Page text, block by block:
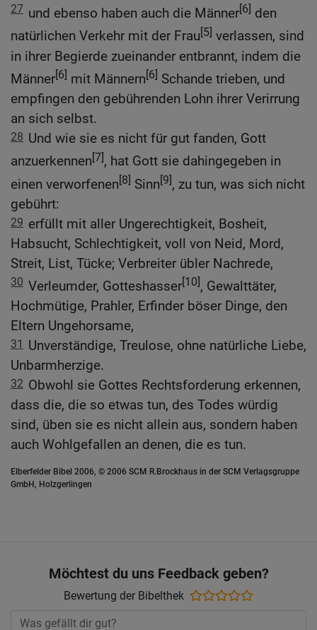
27 und ebenso haben auch die Männer[6] den
natürlichen Verkehr mit der Frau[5] verlassen, sind
in ihrer Begierde zueinander entbrannt, indem die
Männer[6] mit Männern[6] Schande trieben, und
empfingen den gebührenden Lohn ihrer Verirrung
an sich selbst.
28 Und wie sie es nicht für gut fanden, Gott
anzuerkennen[7], hat Gott sie dahingegeben in
einen verworfenen[8] Sinn[9], zu tun, was sich nicht
gebührt:
29 erfüllt mit aller Ungerechtigkeit, Bosheit,
Habsucht, Schlechtigkeit, voll von Neid, Mord,
Streit, List, Tücke; Verbreiter übler Nachrede,
30 Verleumder, Gotteshasser[10], Gewalttäter,
Hochmütige, Prahler, Erfinder böser Dinge, den
Eltern Ungehorsame,
31
Unverständige, Treulose, ohne natürliche Liebe,
Unbarmherzige.
32 Obwohl sie Gottes Rechtsforderung erkennen,
dass die, die so etwas tun, des Todes würdig
sind, üben sie es nicht allein aus, sondern haben
auch Wohlgefallen an denen, die es tun.
Elberfelder Bibel 2006, © 2006 SCM R.Brockhaus in der SCM Verlagsgruppe
GmbH, Holzgerlingen
Möchtest du uns Feedback geben?
Bewertung der Bibelthek